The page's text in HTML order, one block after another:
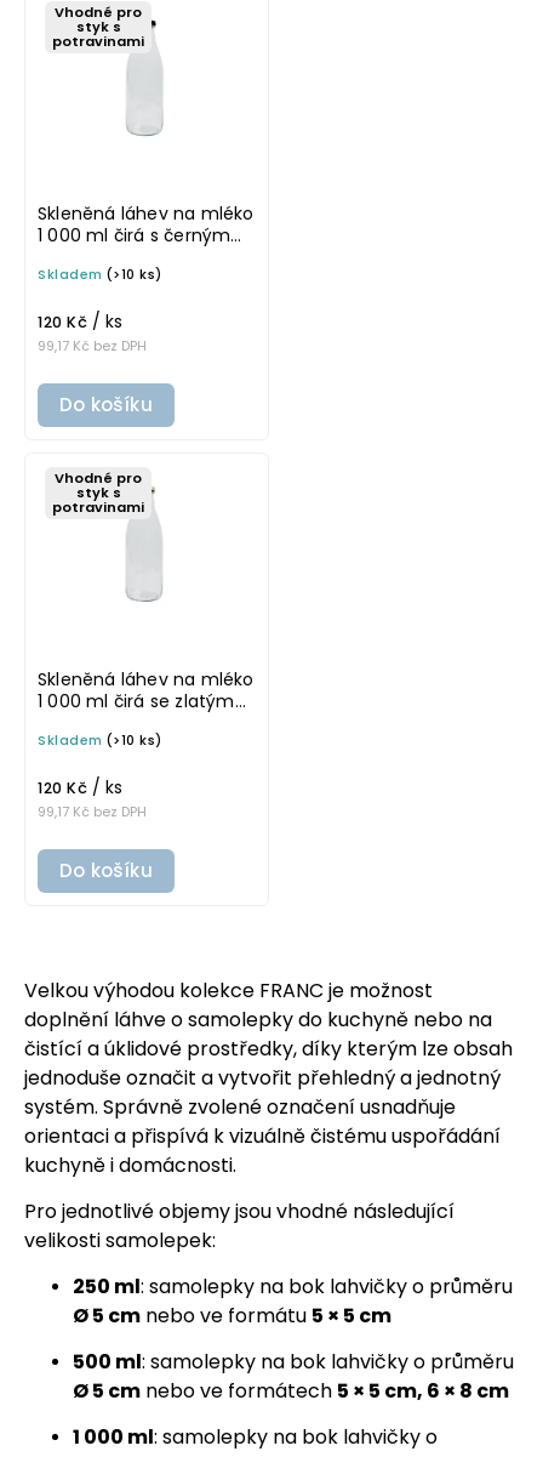
Vhodné pro
styk s
potravinami
Skleněná láhev na mléko
1 000 ml čirá s černým
Skladem (>10 ks)
99,17 Kč bez DPH
120 Kč / ks
Do košíku
Vhodné pro
styk s
potravinami
Skleněná láhev na mléko
1 000 ml čirá se zlatým
Skladem (>10 ks)
99,17 Kč bez DPH
120 Kč / ks
Do košíku
Velkou výhodou kolekce FRANC je možnost
doplnění láhve osamolepky do kuchyně nebo na
čistící a úklidové prostředky, díky kterým lze obsah
jednoduše označit a vytvořit přehledný a jednotný
systém. Správně zvolené označení usnadňuje
orientaci a přispívá k vizuálně čistému uspořádání
kuchyně i domácnosti.
Pro jednotlivé objemy jsou vhodné následující
velikostisamolepek:
250 ml: samolepky na bok lahvičky o průměru
Ø 5 cm nebo ve formátu 5 × 5 cm
500 ml: samolepky na bok lahvičky o průměru
Ø 5 cm nebo ve formátech 5 × 5 cm, 6 × 8 cm
1 000 ml: samolepky na bok lahvičky o